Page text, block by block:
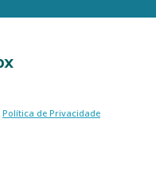
Política de Privacidade